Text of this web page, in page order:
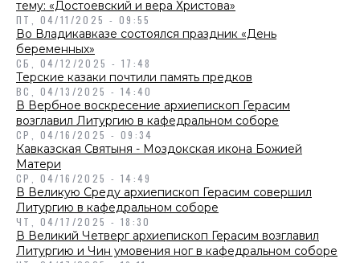
тему: «Достоевский и вера Христова»
ПТ, 04/11/2025 - 09:55
Во Владикавказе состоялся праздник «День
беременных»
СБ, 04/12/2025 - 17:48
Терские казаки почтили память предков
ВС, 04/13/2025 - 14:40
В Вербное воскресение архиепископ Герасим
возглавил Литургию в кафедральном соборе
СР, 04/16/2025 - 09:34
Кавказская Святыня - Моздокская икона Божией
Матери
СР, 04/16/2025 - 14:49
В Великую Среду архиепископ Герасим совершил
Литургию в кафедральном соборе
ЧТ, 04/17/2025 - 18:30
В Великий Четверг архиепископ Герасим возглавил
Литургию и Чин умовения ног в кафедральном соборе